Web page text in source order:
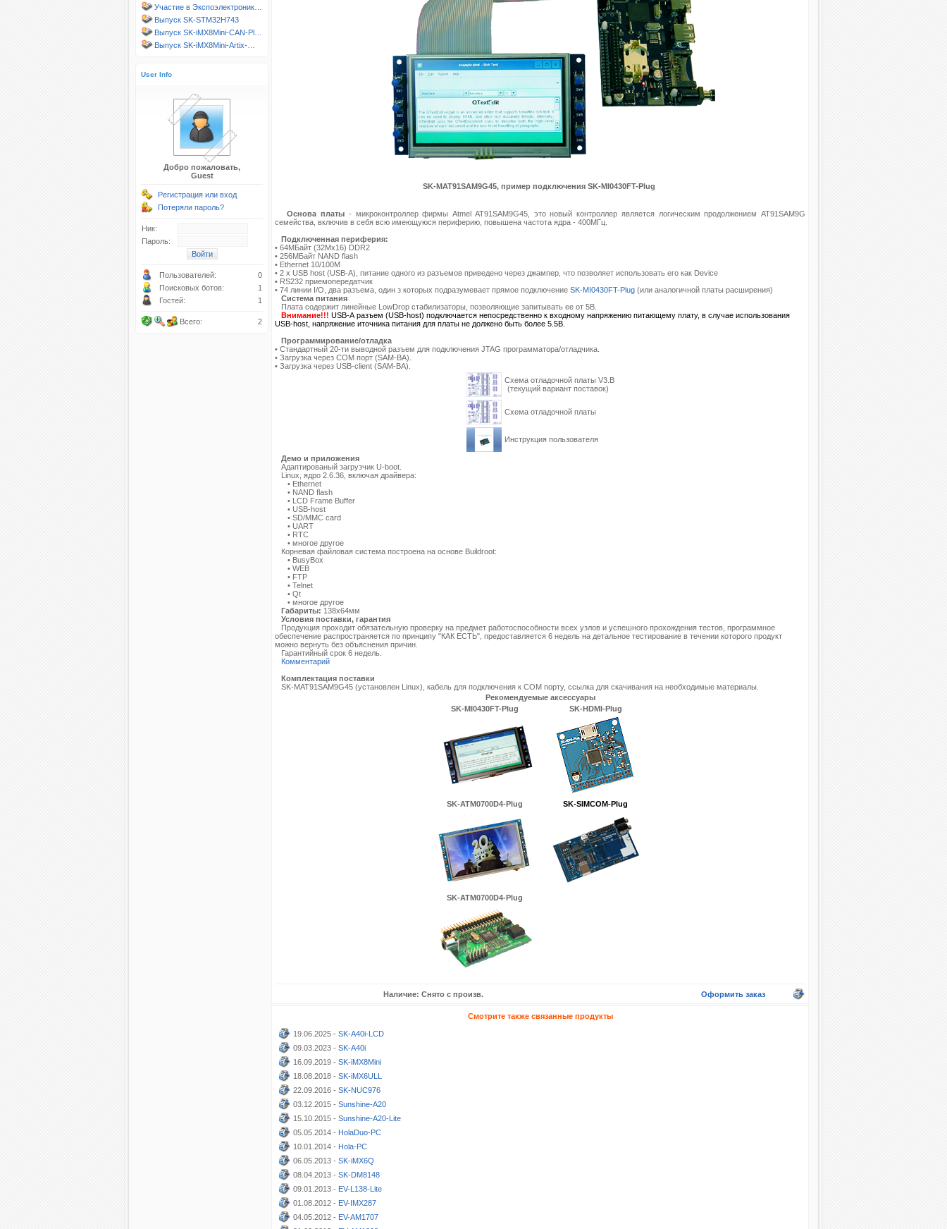
Участие в Экспоэлектроник…
Выпуск SK-STM32H743
Выпуск SK-iMX8Mini-CAN-Pl…
Выпуск SK-iMX8Mini-Artix-…
User Info
Добро пожаловать,
Guest
Регистрация или вход
Потеряли пароль?
Ник:
Пароль:
Пользователей:
0
Поисковых ботов:
1
Гостей:
1
Всего: 2
SK-MAT91SAM9G45, пример подключения SK-MI0430FT-Plug
Основа платы - микроконтроллер фирмы Atmel AT91SAM9G45, это новый контроллер является логическим продолжением AT91SAM9G
семейства, включив в себя всю имеющуюся периферию, повышена частота ядра - 400МГц.
Подключенная периферия:
• 64MБайт (32Mx16) DDR2
• 256МБайт NAND flash
• Ethernet 10/100M
• 2 x USB host (USB-A), питание одного из разъемов приведено через джампер, что позволяет использовать его как Device
• RS232 приемопередатчик
• 74 линии I/O, два разъема, один з которых подразумевает прямое подключение SK-MI0430FT-Plug (или аналогичной платы расширения)
Система питания
Плата содержит линейные LowDrop стабилизаторы, позволяющие запитывать ее от 5В.
Внимание!!! USB-A разъем (USB-host) подключается непосредственно к входному напряжению питающему плату, в случае использования
USB-host, напряжение иточника питания для платы не должено быть более 5.5В.
Программирование/отладка
• Стандартный 20-ти выводной разъем для подключения JTAG программатора/отладчика.
• Загрузка через COM порт (SAM-BA).
• Загрузка через USB-client (SAM-BA).
Схема отладочной платы V3.B
(текущий вариант поставок)
Схема отладочной платы
Инструкция пользователя
Демо и приложения
Адаптированый загрузчик U-boot.
Linux, ядро 2.6.36, включая драйвера:
• Ethernet
• NAND flash
• LCD Frame Buffer
• USB-host
• SD/MMC card
• UART
• RTC
• многое другое
Корневая файловая система построена на основе Buildroot:
• BusyBox
• WEB
• FTP
• Telnet
• Qt
• многое другое
Габариты: 138х64мм
Условия поставки, гарантия
Продукция проходит обязательную проверку на предмет работоспособности всех узлов и успешного прохождения тестов, программное
обеспечение распространяется по принципу "КАК ЕСТЬ", предоставляется 6 недель на детальное тестирование в течении которого продукт
можно вернуть без объяснения причин.
Гарантийный срок 6 недель.
Комментарий
Комплектация поставки
SK-MAT91SAM9G45 (установлен Linux), кабель для подключения к COM порту, ссылка для скачивания на необходимые материалы.
Рекомендуемые аксессуары
SK-MI0430FT-Plug
SK-HDMI-Plug
SK-ATM0700D4-Plug SK-SIMCOM-Plug
SK-ATM0700D4-Plug
Наличие: Снято с произв. Оформить заказ
Смотрите также связанные продукты
19.06.2025 - SK-A40i-LCD
09.03.2023 - SK-A40i
16.09.2019 - SK-iMX8Mini
18.08.2018 - SK-iMX6ULL
22.09.2016 - SK-NUC976
03.12.2015 - Sunshine-A20
15.10.2015 - Sunshine-A20-Lite
05.05.2014 - HolaDuo-PC
10.01.2014 - Hola-PC
06.05.2013 - SK-iMX6Q
08.04.2013 - SK-DM8148
09.01.2013 - EV-L138-Lite
01.08.2012 - EV-IMX287
04.05.2012 - EV-AM1707